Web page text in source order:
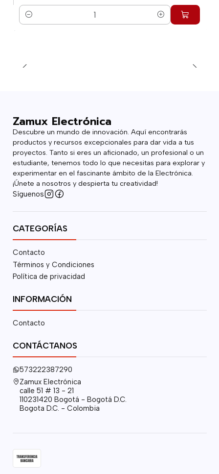
Cantidad
Zamux Electrónica
Descubre un mundo de innovación. Aquí encontrarás
productos y recursos excepcionales para dar vida a tus
proyectos. Tanto si eres un aficionado, un profesional o un
estudiante, tenemos todo lo que necesitas para explorar y
experimentar en el fascinante ámbito de la Electrónica.
¡Únete a nosotros y despierta tu creatividad!
Síguenos
CATEGORÍAS
Contacto
Términos y Condiciones
Política de privacidad
INFORMACIÓN
Contacto
CONTÁCTANOS
573222387290
Zamux Electrónica
calle 51 # 13 - 21
110231420 Bogotá - Bogotá D.C.
Bogota D.C. - Colombia